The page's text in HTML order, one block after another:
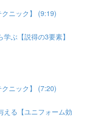
ニック】 (9:19)
ぶ【説得の3要素】
ニック】 (7:20)
える【ユニフォーム効